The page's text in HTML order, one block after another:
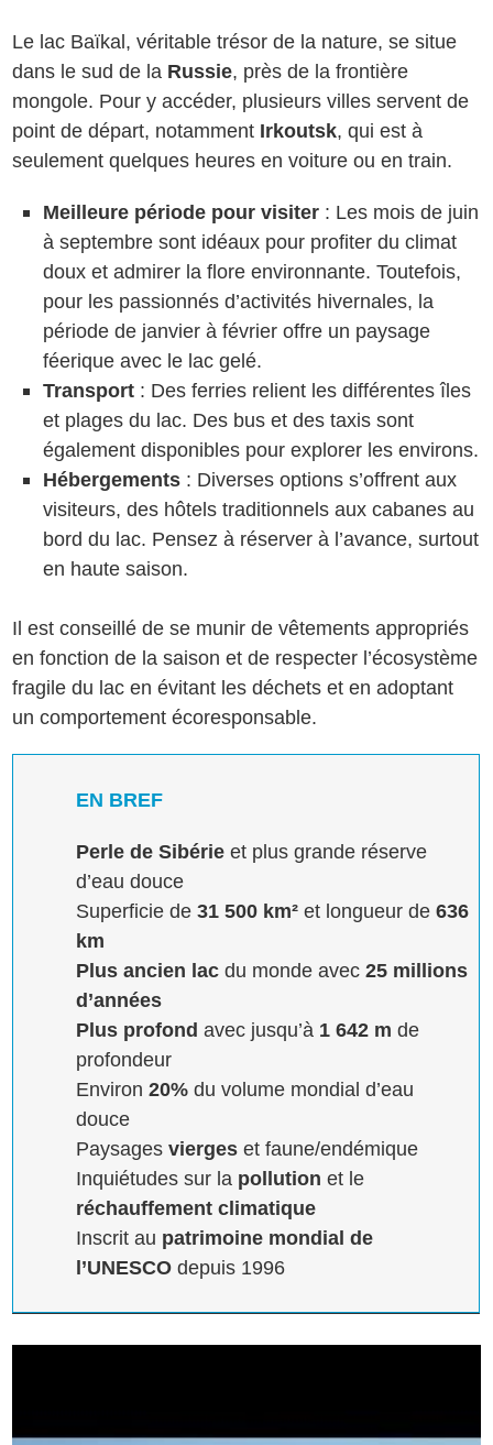
Le lac Baïkal, véritable trésor de la nature, se situe
dans le sud de la Russie, près de la frontière
mongole. Pour y accéder, plusieurs villes servent de
point de départ, notamment Irkoutsk, qui est à
seulement quelques heures en voiture ou en train.
Meilleure période pour visiter: Les mois de juin
à septembre sont idéaux pour profiter du climat
doux et admirer la flore environnante. Toutefois,
pour les passionnés d’activités hivernales, la
période de janvier à février offre un paysage
féerique avec le lac gelé.
Transport: Des ferries relient les différentes îles
et plages du lac. Des bus et des taxis sont
également disponibles pour explorer les environs.
Hébergements: Diverses options s’offrent aux
visiteurs, des hôtels traditionnels aux cabanes au
bord du lac. Pensez à réserver à l’avance, surtout
en haute saison.
Il est conseillé de se munir de vêtements appropriés
en fonction de la saison et de respecter l’écosystème
fragile du lac en évitant les déchets et en adoptant
un comportement écoresponsable.
EN BREF
Perle de Sibérie et plus grande réserve
d’eau douce
Superficie de31 500 km² et longueur de636
km
Plus ancien lac du monde avec25 millions
d’années
Plus profond avec jusqu’à 1 642 m de
profondeur
Environ20% du volume mondial d’eau
douce
Paysagesvierges et faune/endémique
Inquiétudes sur la pollution et le
réchauffement climatique
Inscrit au patrimoine mondial de
l’UNESCO depuis 1996